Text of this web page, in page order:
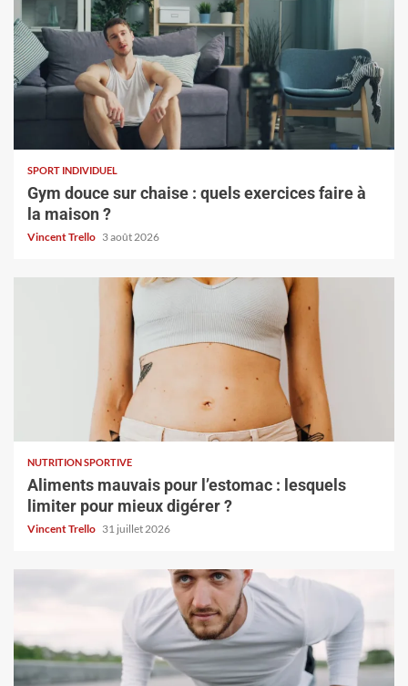
SPORT INDIVIDUEL
Gym douce sur chaise : quels exercices faire à
la maison ?
Vincent Trello 3 août 2026
NUTRITION SPORTIVE
Aliments mauvais pour l’estomac : lesquels
limiter pour mieux digérer ?
Vincent Trello 31 juillet 2026